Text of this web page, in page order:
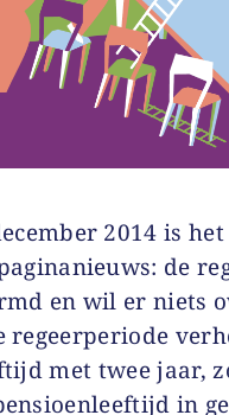
2014 is
de
en wil er niets
regeerperiode
met twee jaar,
in